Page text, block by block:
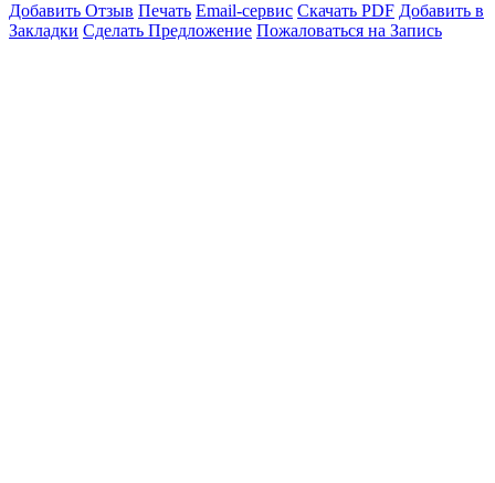
Добавить Отзыв Печать Email-сервис Скачать PDF Добавить в
Закладки Сделать Предложение Пожаловаться на Запись